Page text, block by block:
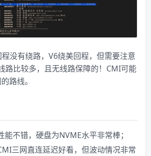
没有绕路，V6绕美回程，但需要注意
路比较多，且无线路保障的！CMI可能
路线。
能不错，硬盘为NVME水平非常棒；
三网直连延迟好看，但波动情况非常